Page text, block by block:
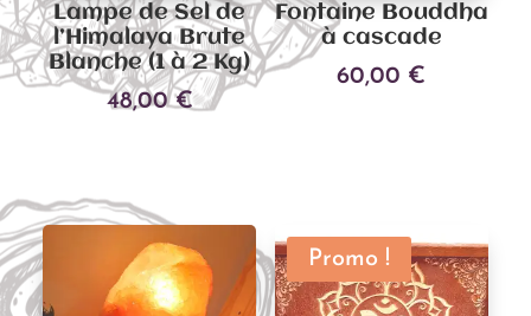
Lampe de Sel de
l’Himalaya Brute
Blanche (1 à 2 Kg)
48,00€
Fontaine Bouddha
à cascade
60,00 €
Promo !